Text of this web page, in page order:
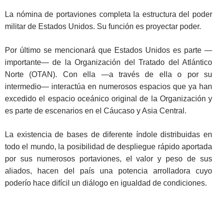
La nómina de portaviones completa la estructura del poder
militar de Estados Unidos. Su función es proyectar poder.
Por último se mencionará que Estados Unidos es parte —
importante— de la Organización del Tratado del Atlántico
Norte (OTAN). Con ella —a través de ella o por su
intermedio— interactúa en numerosos espacios que ya han
excedido el espacio oceánico original de la Organización y
es parte de escenarios en el Cáucaso y Asia Central.
La existencia de bases de diferente índole distribuidas en
todo el mundo, la posibilidad de despliegue rápido aportada
por sus numerosos portaviones, el valor y peso de sus
aliados, hacen del país una potencia arrolladora cuyo
poderío hace difícil un diálogo en igualdad de condiciones.